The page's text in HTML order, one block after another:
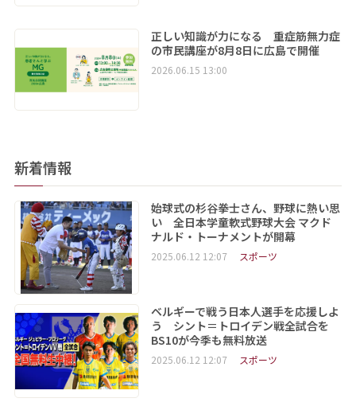
正しい知識が力になる 重症筋無力症
の市民講座が8月8日に広島で開催
2026.06.15 13:00
新着情報
始球式の杉谷拳士さん、野球に熱い思
い 全日本学童軟式野球大会 マクド
ナルド・トーナメントが開幕
2025.06.12 12:07 スポーツ
ベルギーで戦う日本人選手を応援しよ
う シント＝トロイデン戦全試合を
BS10が今季も無料放送
2025.06.12 12:07 スポーツ